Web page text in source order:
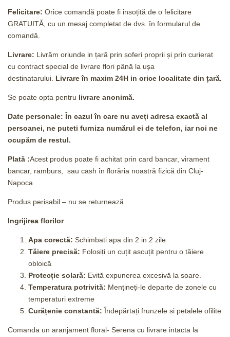
Felicitare: Orice comandă poate fi insoțită de o felicitare
GRATUITĂ, cu un mesaj completat de dvs. în formularul de
comandă.
Livrare: Livrăm oriunde in țară prin șoferi proprii și prin curierat
cu contract special de livrare flori până la ușa
destinatarului. Livrare în maxim 24H in orice localitate din țară.
Se poate opta pentru livrare anonimă.
Date personale: În cazul în care nu aveți adresa exactă al
persoanei, ne puteti furniza numărul ei de telefon, iar noi ne
ocupăm de restul.
Plată :Acest produs poate fi achitat prin card bancar, virament
bancar, ramburs, sau cash în florăria noastră fizică din Cluj-
Napoca
Produs perisabil – nu se returnează
Ingrijirea florilor
Apa corectă: Schimbati apa din 2 in 2 zile
Tăiere precisă: Folosiți un cuțit ascuțit pentru o tăiere
obloică
Protecție solară: Evită expunerea excesivă la soare.
Temperatura potrivită: Mențineți-le departe de zonele cu
temperaturi extreme
Curățenie constantă: Îndepărtați frunzele si petalele ofilite
Comanda un aranjament floral- Serena cu livrare intacta la